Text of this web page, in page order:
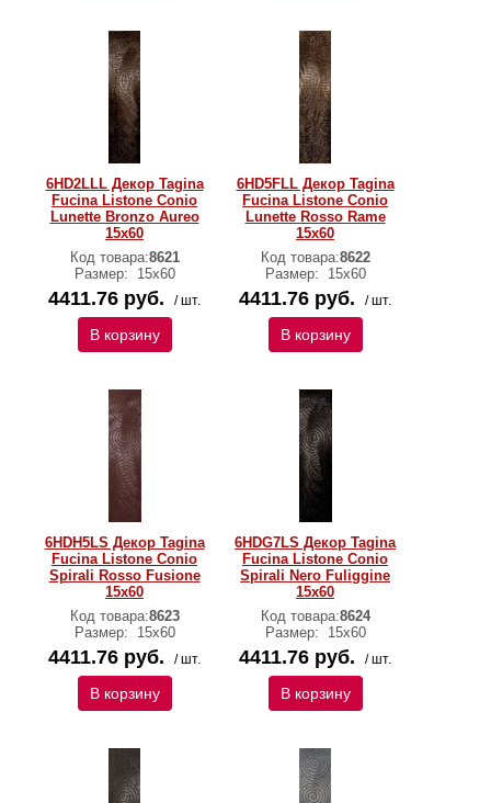
6HD2LLL Декор Tagina
Fucina Listone Conio
Lunette Bronzo Aureo
15x60
Код товара:8621
Размер:
15x60
4411.76 руб. / шт.
В корзину
6HD5FLL Декор Tagina
Fucina Listone Conio
Lunette Rosso Rame
15x60
Код товара:8622
Размер:
15x60
4411.76 руб. / шт.
В корзину
6HDH5LS Декор Tagina
Fucina Listone Conio
Spirali Rosso Fusione
15x60
Код товара:8623
Размер:
15x60
4411.76 руб. / шт.
В корзину
6HDG7LS Декор Tagina
Fucina Listone Conio
Spirali Nero Fuliggine
15x60
Код товара:8624
Размер:
15x60
4411.76 руб. / шт.
В корзину